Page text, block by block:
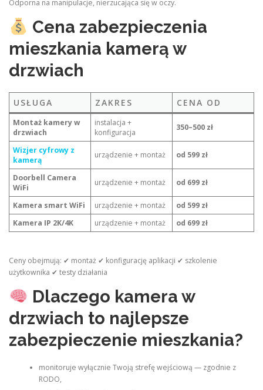
Odporna na manipulacje, nierzucająca się w oczy.
Cena zabezpieczenia
mieszkania kamerą w
drzwiach
USŁUGA ZAKRES CENA OD
Montaż kamery w
drzwiach
instalacja +
konfiguracja
350–500 zł
Wizjer cyfrowy z
kamerą
urządzenie + montaż od 599 zł
Doorbell Camera
WiFi
urządzenie + montaż od 699 zł
Kamera smart WiFi urządzenie + montaż
od 599 zł
Kamera IP 2K/4K
urządzenie + montaż od 699 zł
Ceny obejmują: ✔ montaż ✔ konfigurację aplikacji ✔ szkolenie
użytkownika ✔ testy działania
Dlaczego kamera w
drzwiach to najlepsze
zabezpieczenie mieszkania?
monitoruje wyłącznie Twoją strefę wejściową — zgodnie z
RODO,